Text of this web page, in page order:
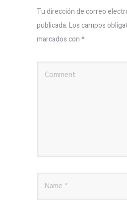
Tu dirección de correo
publicada.Los campos
marcados con*